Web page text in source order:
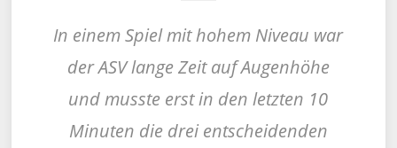
In einem Spiel mit hohem Niveau war
der ASV lange Zeit auf Augenhöhe
und musste erst in den letzten 10
Minuten die drei entscheidenden